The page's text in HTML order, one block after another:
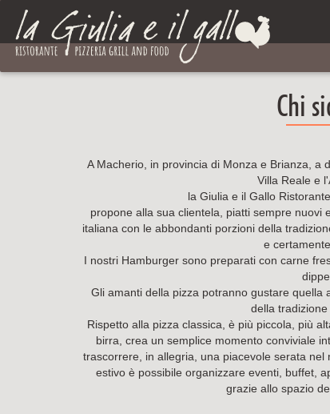
Chi
A Macherio, in provincia di Monza e Brianza, a
Villa Reale e
la Giulia e il Gallo
propone alla sua clientela, piatti sempre nuovi
italiana con le abbondanti porzioni della
e
I nostri Hamburger sono preparati con carne
Gli amanti della pizza potranno gustare quella
della tradizione
Rispetto alla pizza classica, è più piccola, più
birra, crea un semplice momento conviviale
trascorrere, in allegria, una piacevole serata
estivo è possibile organizzare eventi, buffet,
grazie allo spazio